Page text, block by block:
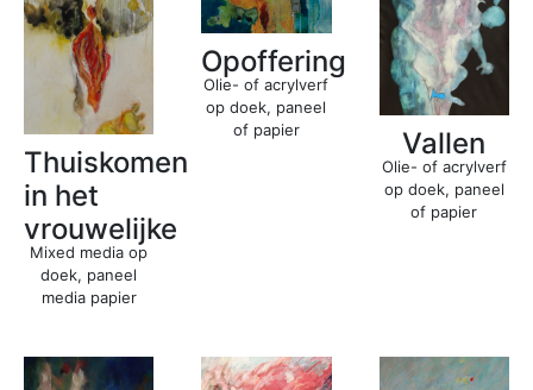
Thuiskomen
in het
vrouwelijke
Mixed media op
doek, paneel
media papier
Opoffering
Olie- of acrylverf
op doek, paneel
of papier
Vallen
Olie- of acrylverf
op doek, paneel
of papier